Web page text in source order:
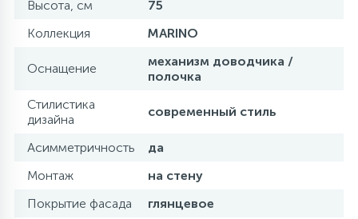
Высота, см
75
Коллекция
MARINO
Оснащение
механизм доводчика /
полочка
Стилистика
дизайна
современный стиль
Асимметричность
да
Монтаж
на стену
Покрытие фасада
глянцевое